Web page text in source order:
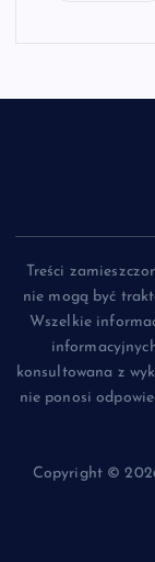
Treści
nie mogą być
Wszelkie
konsultowana z
nie ponosi
Copyright ©